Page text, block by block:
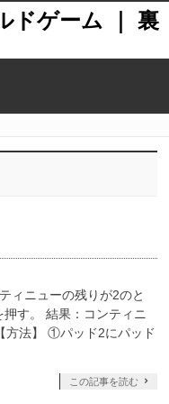
ドゲーム ｜ 裏
ィニューの残りが2のと
す。 結果：コンティニ
方法】 ①パッド2にパッド
この記事を読む